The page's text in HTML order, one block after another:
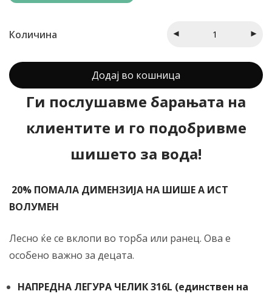
Количина
Додај во кошница
Ги послушавме барањата на
клиентите и го подобривме
шишето за вода!
20% ПОМАЛА ДИМЕНЗИЈА НА ШИШЕ А ИСТ
ВОЛУМЕН
Лесно ќе се вклопи во торба или ранец. Ова е
особено важно за децата.
НАПРЕДНА ЛЕГУРА ЧЕЛИК 316L (единствен на